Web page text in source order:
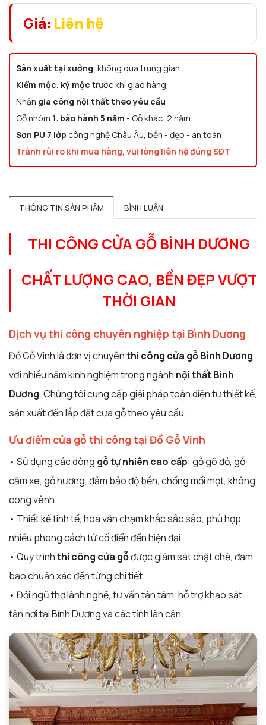
Giá: Liên hệ
Sản xuất tại xưởng, không qua trung gian
Kiểm mộc, ký mộc trước khi giao hàng
Nhận gia công nội thất theo yêu cầu
Gỗ nhóm 1: bảo hành 5 năm - Gỗ khác: 2 năm
Sơn PU 7 lớp công nghệ Châu Âu, bền - đẹp - an toàn
Tránh rủi ro khi mua hàng, vui lòng liên hệ đúng SĐT
THÔNG TIN SẢN PHẨM BÌNH LUẬN
THI CÔNG CỬA GỖ BÌNH DƯƠNG
CHẤT LƯỢNG CAO, BỀN ĐẸP VƯỢT
THỜI GIAN
Dịch vụ thi công chuyên nghiệp tại Bình Dương
Đồ Gỗ Vinh là đơn vị chuyênthi công cửa gỗ Bình Dương
với nhiều năm kinh nghiệm trong ngành nội thất Bình
Dương. Chúng tôi cung cấp giải pháp toàn diện từ thiết kế,
sản xuất đến lắp đặt cửa gỗ theo yêu cầu.
Ưu điểm cửa gỗ thi công tại Đồ Gỗ Vinh
• Sử dụng các dòng gỗ tự nhiên cao cấp: gỗ gõ đỏ, gỗ
căm xe, gỗ hương, đảm bảo độ bền, chống mối mọt, không
cong vênh.
• Thiết kế tinh tế, hoa văn chạm khắc sắc sảo, phù hợp
nhiều phong cách từ cổ điển đến hiện đại.
• Quy trìnhthi công cửa gỗđược giám sát chặt chẽ, đảm
bảo chuẩn xác đến từng chi tiết.
• Đội ngũ thợ lành nghề, tư vấn tận tâm, hỗ trợ khảo sát
tận nơi tại Bình Dương và các tỉnh lân cận.